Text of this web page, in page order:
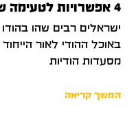
4 אפשרויות לטעימה של לחם הודי משובח
ישראלים רבים שהו
באוכל ההודי לאור
מסעדות הודיות
המשך קריאה